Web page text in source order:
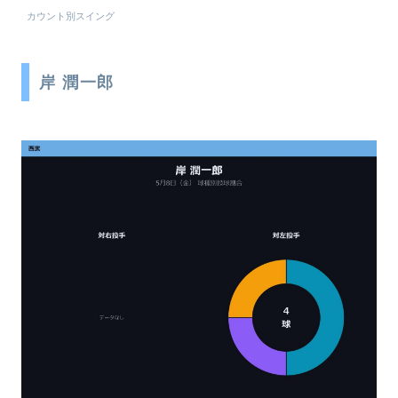
カウント別スイング
岸 潤一郎